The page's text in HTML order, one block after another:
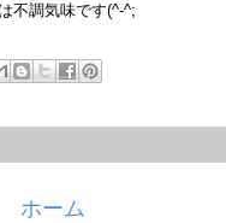
不調気味です(^-^;
ホーム